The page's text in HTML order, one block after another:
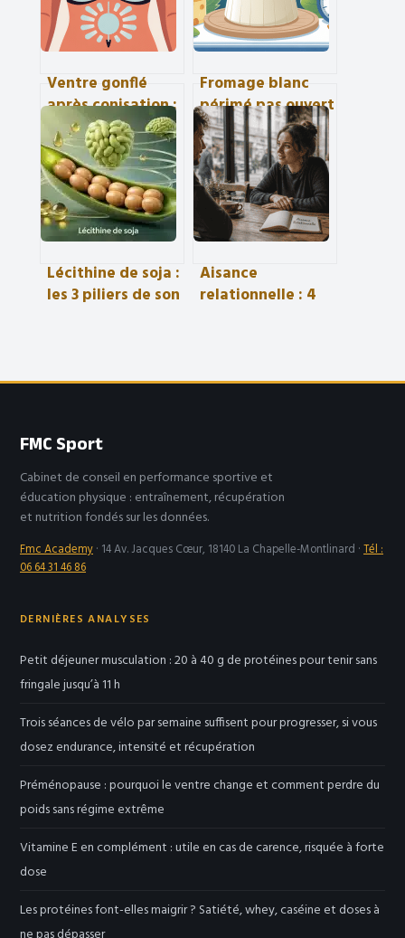
Ventre gonflé
après conisation :
causes, durée et
solutions
possibles
Fromage blanc
périmé pas ouvert
: peut-on le
consommer sans
risque ?
Lécithine de soja :
les 3 piliers de son
Aisance
relationnelle : 4
gagner en impact
FMC Sport
Cabinet de conseil en performance sportive et
éducation physique : entraînement, récupération
et nutrition fondés sur les données.
Fmc Academy · 14 Av. Jacques Cœur, 18140 La Chapelle-Montlinard · Tél :
06 64 31 46 86
DERNIÈRES ANALYSES
Petit déjeuner musculation : 20 à 40 g de protéines pour tenir sans
fringale jusqu’à 11 h
Trois séances de vélo par semaine suffisent pour progresser, si vous
dosez endurance, intensité et récupération
Préménopause : pourquoi le ventre change et comment perdre du
poids sans régime extrême
Vitamine E en complément : utile en cas de carence, risquée à forte
dose
Les protéines font-elles maigrir ? Satiété, whey, caséine et doses à